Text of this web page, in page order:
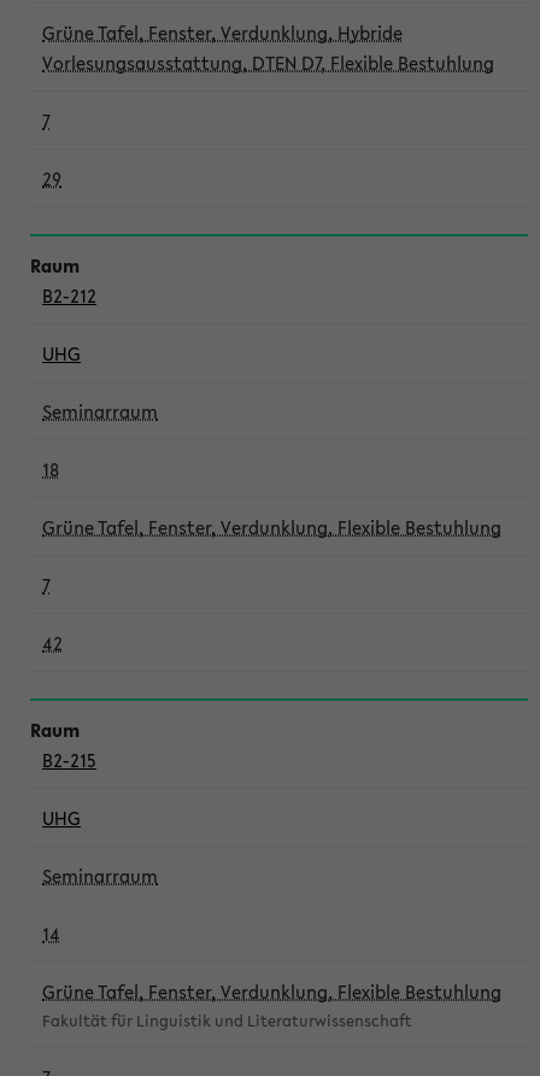
Grüne Tafel, Fenster, Verdunklung, Hybride
Vorlesungsausstattung, DTEN D7, Flexible Bestuhlung
7
29
B2-212
UHG
Seminarraum
18
Grüne Tafel, Fenster, Verdunklung, Flexible Bestuhlung
7
42
B2-215
UHG
Seminarraum
14
Grüne Tafel, Fenster, Verdunklung, Flexible Bestuhlung
Fakultät für Linguistik und Literaturwissenschaft